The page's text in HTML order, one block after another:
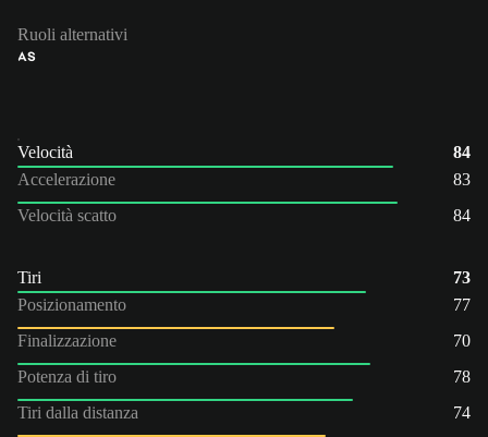
Ruoli alternativi
AS
Velocità
84
Accelerazione
83
Velocità scatto
84
Tiri
73
Posizionamento
77
Finalizzazione
70
Potenza di tiro
78
Tiri dalla distanza
74